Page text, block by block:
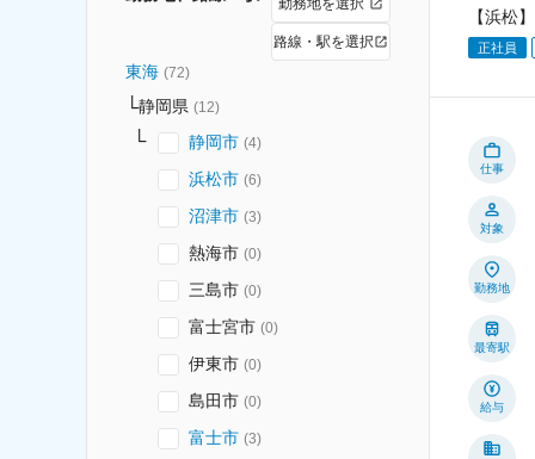
勤務地を選択
路線・駅を選択
東海 (72)
静岡県 (12)
静岡市 (4)
浜松市 (6)
沼津市 (3)
熱海市 (0)
三島市 (0)
富士宮市 (0)
伊東市 (0)
島田市 (0)
富士市 (3)
【浜松
正社員
仕事
対象
勤務地
最寄駅
給与